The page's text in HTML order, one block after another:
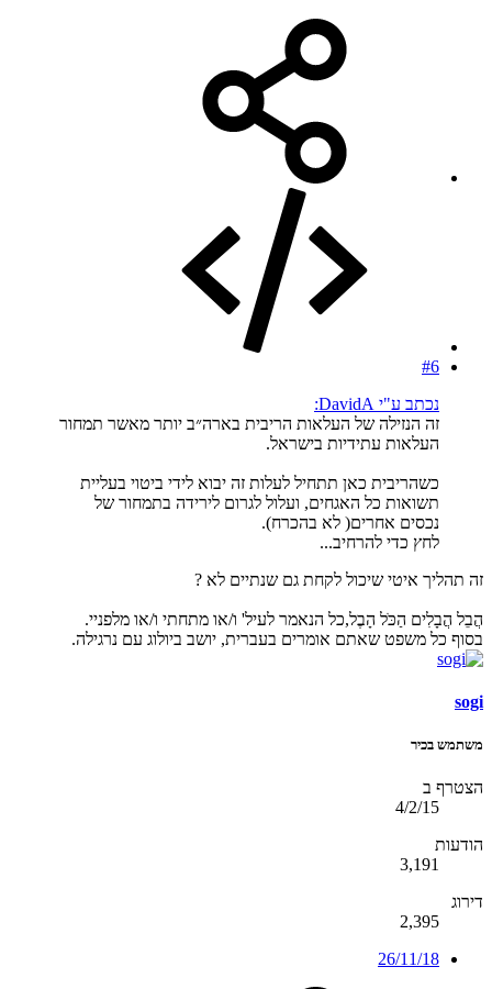
#6
נכתב ע"י DavidA:
זה הנזילה של העלאות הריבית בארה״ב יותר מאשר תמחור
העלאות עתידיות בישראל.
כשהריבית כאן תתחיל לעלות זה יבוא לידי ביטוי בעליית
תשואות כל האגחים, ועלול לגרום לירידה בתמחור של
נכסים אחרים( לא בהכרח).
לחץ כדי להרחיב...
זה תהליך איטי שיכול לקחת גם שנתיים לא ?
הֲבֵל הֲבָלִים הַכֹּל הָבֶל,כל הנאמר לעיל' ו/או מתחתי ו/או מלפניי.
בסוף כל משפט שאתם אומרים בעברית, יושב ביולוג עם נרגילה.
sogi
משתמש בכיר
הצטרף ב
4/2/15
הודעות
3,191
דירוג
2,395
26/11/18